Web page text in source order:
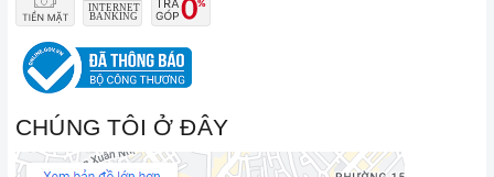
CHÚNG TÔI Ở ĐÂY